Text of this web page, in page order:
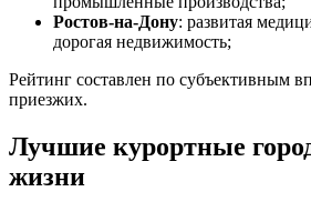
Ростов-на-Дону: развитая
дорогая недвижимость;
Рейтинг составлен по субъективным
приезжих.
Лучшие курортные
жизни